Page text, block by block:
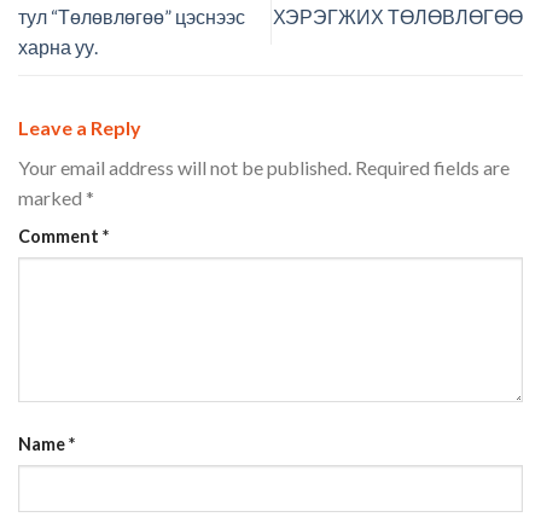
тул “Төлөвлөгөө” цэснээс
харна уу.
ХЭРЭГЖИХ ТӨЛӨВЛӨГӨӨ
Leave a Reply
Your email address will not be published. Required fields are
marked *
Comment *
Name*